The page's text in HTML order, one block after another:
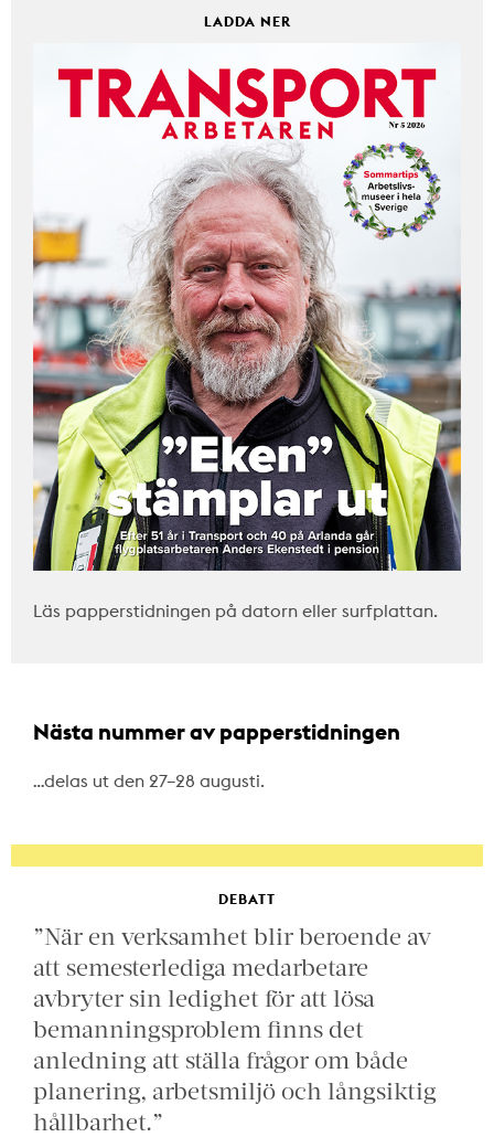
LADDA NER
Läs papperstidningen på datorn eller surfplattan.
Nästa nummer av papperstidningen
…delas ut den 27–28 augusti.
DEBATT
”När en verksamhet blir beroende av
att semesterlediga medarbetare
avbryter sin ledighet för att lösa
bemanningsproblem finns det
anledning att ställa frågor om både
planering, arbetsmiljö och långsiktig
hållbarhet.”